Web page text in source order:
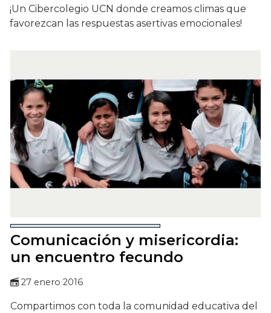
¡Un Cibercolegio UCN donde creamos climas que
favorezcan las respuestas asertivas emocionales!
Comunicación y misericordia:
un encuentro fecundo
27 enero 2016
Compartimos con toda la comunidad educativa del